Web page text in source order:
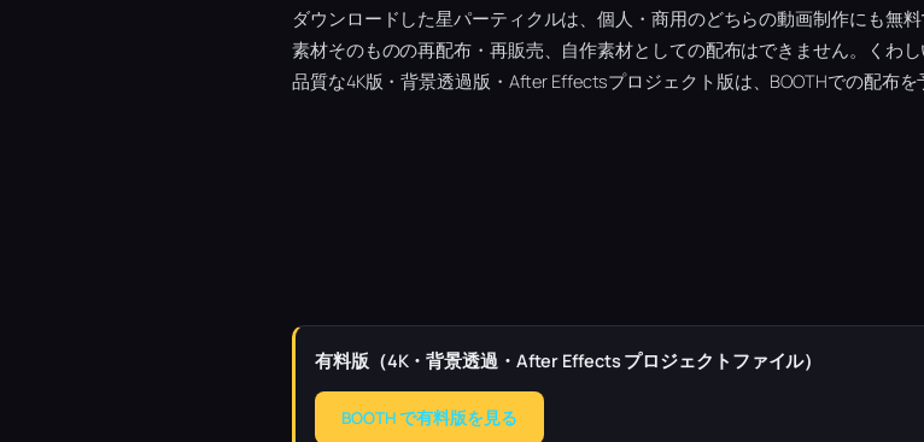
ダウンロードした星パーティクルは、個人・商用のどちらの動画制作にも無
素材そのものの再配布・再販売、自作素材としての配布はできません。くわ
品質な4K版・背景透過版・After Effectsプロジェクト版は、BOOTHでの配布を
有料版（4K・背景透過・After Effects プロジェクトファイル）
BOOTH で有料版を見る